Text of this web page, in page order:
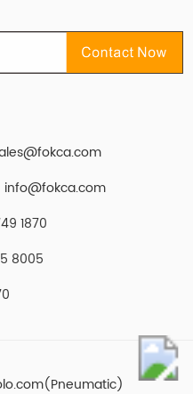
info@fokca.com
1870
8005